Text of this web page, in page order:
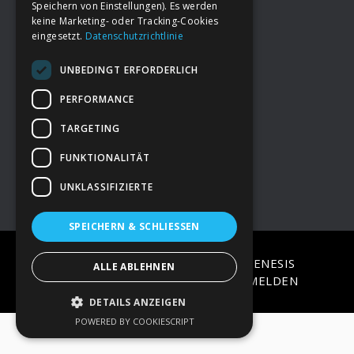
FooterDeine Spende
→ Impressum
→Kontakt zum PAO Team
COPYRIGHT © 2026 · ON
GENESIS
FRAMEWORK·WORDPRESS·ANMELDEN
Speichern von Einstellungen). Es werden
keine Marketing- oder Tracking-Cookies
eingesetzt. Datenschutzrichtlinie
UNBEDINGT ERFORDERLICH
PERFORMANCE
TARGETING
FUNKTIONALITÄT
UNKLASSIFIZIERTE
SPEICHERN & SCHLIESSEN
ALLE ABLEHNEN
DETAILS ANZEIGEN
POWERED BY COOKIESCRIPT